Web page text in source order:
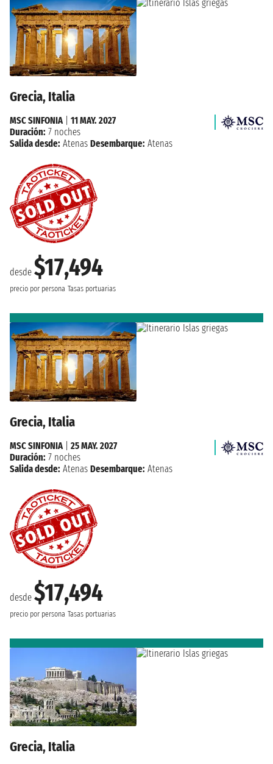
Grecia, Italia
desde $17,494
precio por persona Tasas portuarias
MSC SINFONIA| 11 MAY. 2027
Duración: 7 noches
Salida desde: Atenas Desembarque: Atenas
Grecia, Italia
desde $17,494
precio por persona Tasas portuarias
MSC SINFONIA
25 MAY. 2027
Duración: 7 noches
Salida desde: Atenas Desembarque: Atenas
Grecia, Italia